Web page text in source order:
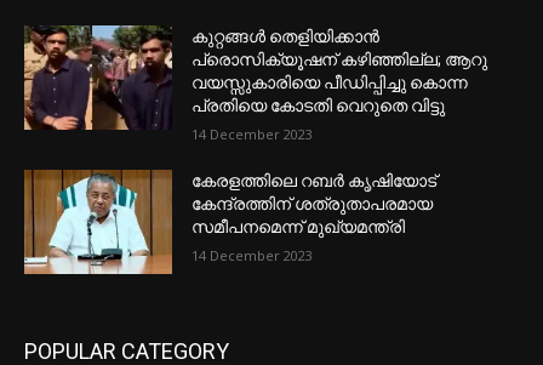
കുറ്റങ്ങൾ തെളിയിക്കാൻ
പ്രൊസിക്യൂഷന് കഴിഞ്ഞില്ല; ആറു
വയസ്സുകാരിയെ പീഡിപ്പിച്ചു കൊന്ന
പ്രതിയെ കോടതി വെറുതെ വിട്ടു
14 December 2023
കേരളത്തിലെ റബർ കൃഷിയോട്
കേന്ദ്രത്തിന് ശത്രുതാപരമായ
സമീപനമെന്ന് മുഖ്യമന്ത്രി
14 December 2023
POPULAR CATEGORY